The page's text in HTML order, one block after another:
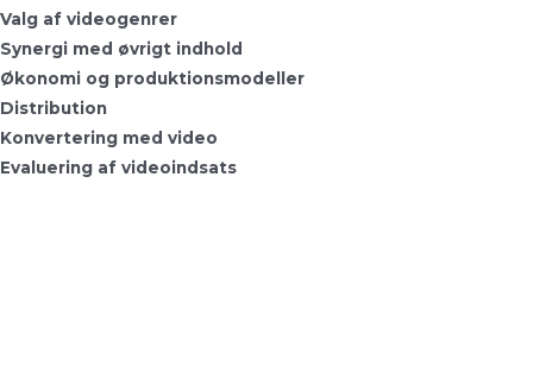
Valg af videogenrer
Synergi med øvrigt indhold
Økonomi og produktionsmodeller
Distribution
Konvertering med video
Evaluering af videoindsats